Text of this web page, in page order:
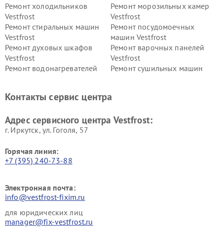
Ремонт холодильников
Vestfrost
Ремонт морозильных камер
Vestfrost
Ремонт стиральных машин
Vestfrost
Ремонт посудомоечных
машин Vestfrost
Ремонт духовых шкафов
Vestfrost
Ремонт варочных панелей
Vestfrost
Ремонт водонагревателей
Ремонт сушильных машин
Vestfrost
Контакты сервис центра
Адрес сервисного центра Vestfrost:
г. Иркутск, ул. ​Гоголя, 57
Горячая линия:
+7 (395) 240-73-88
Электронная почта:
info@vestfrost-fixim.ru
для юридических лиц
manager@fix-vestfrost.ru